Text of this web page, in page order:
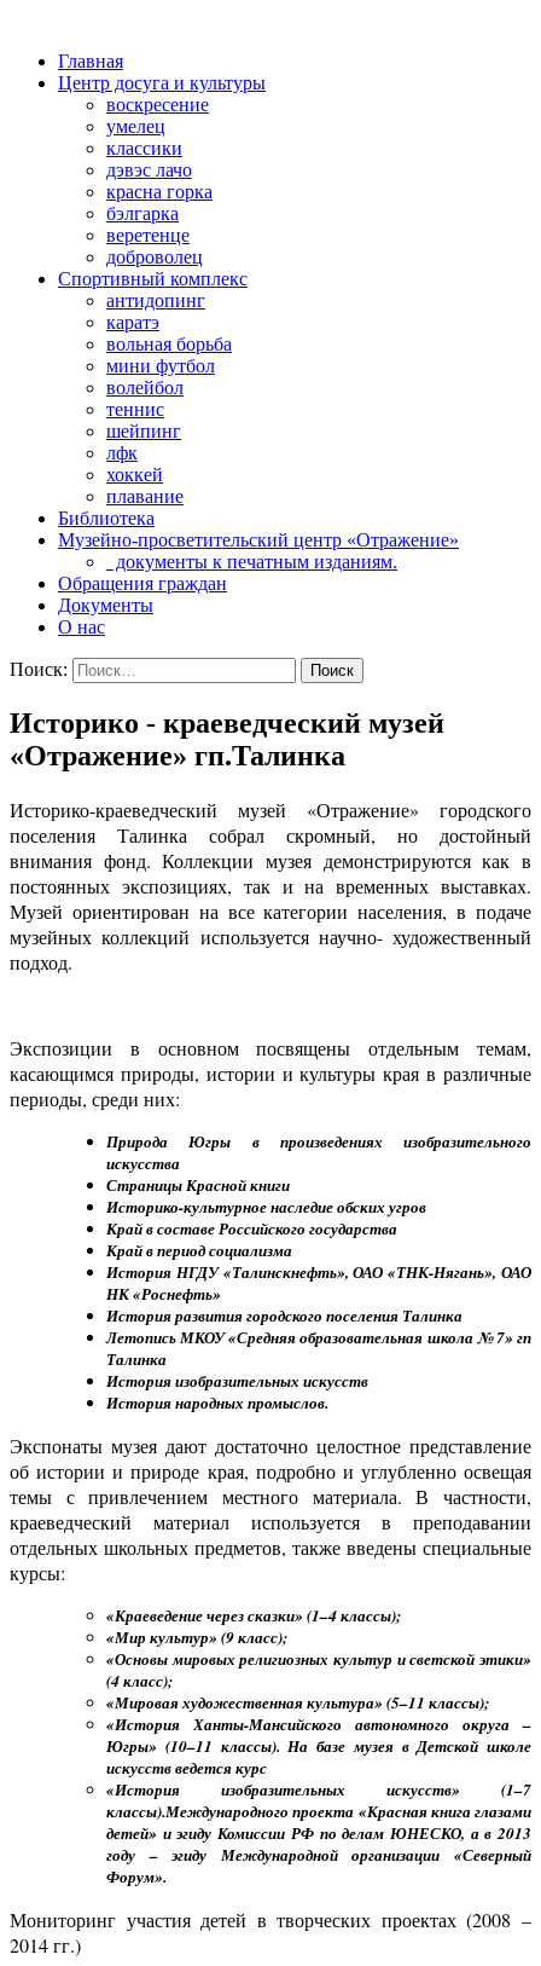
Главная
Центр досуга и культуры
воскресение
умелец
классики
дэвэс лачо
красна горка
бэлгарка
веретенце
доброволец
Спортивный комплекс
антидопинг
каратэ
вольная борьба
мини футбол
волейбол
теннис
шейпинг
лфк
хоккей
плавание
Библиотека
Музейно-просветительский центр «Отражение»
документы к печатным изданиям.
Обращения граждан
Документы
О нас
Поиск:
Историко - краеведческий музей
«Отражение» гп.Талинка
Историко-краеведческий музей «Отражение» городского
поселения Талинка собрал скромный, но достойный
внимания фонд. Коллекции музея демонстрируются как в
постоянных экспозициях, так и на временных выставках.
Музей ориентирован на все категории населения, в подаче
музейных коллекций используется научно- художественный
подход.
Экспозиции в основном посвящены отдельным темам,
касающимся природы, истории и культуры края в различные
периоды, среди них:
Природа Югры в произведениях изобразительного
искусства
Страницы Красной книги
Историко-культурное наследие обских угров
Край в составе Российского государства
Край в период социализма
История НГДУ «Талинскнефть», ОАО «ТНК-Нягань», ОАО
НК «Роснефть»
История развития городского поселения Талинка
Летопись МКОУ «Средняя образовательная школа № 7» гп
Талинка
История изобразительных искусств
История народных промыслов.
Экспонаты музея дают достаточно целостное представление
об истории и природе края, подробно и углубленно освещая
темы с привлечением местного материала. В частности,
краеведческий материал используется в преподавании
отдельных школьных предметов, также введены специальные
курсы:
«Краеведение через сказки» (1–4 классы);
«Мир культур» (9 класс);
«Основы мировых религиозных культур и светской этики»
(4 класс);
«Мировая художественная культура» (5–11 классы);
«История Ханты-Мансийского автономного округа –
Югры» (10–11 классы). На базе музея в Детской школе
искусств ведется курс
«История изобразительных искусств» (1–7
классы).Международного проекта «Красная книга глазами
детей» и эгиду Комиссии РФ по делам ЮНЕСКО, а в 2013
году – эгиду Международной организации «Северный
Форум».
Мониторинг участия детей в творческих проектах (2008 –
2014 гг.)